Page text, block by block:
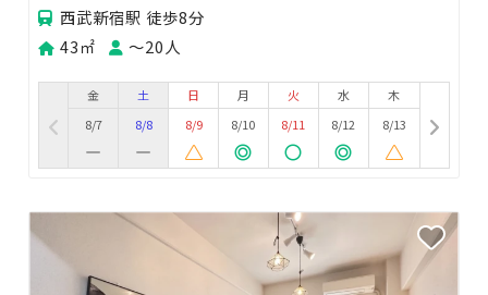
西武新宿駅 徒歩8分
43㎡
〜20人
金
8/7
土
8/8
日
8/9
月
8/10
火
8/11
水
8/12
木
8/13